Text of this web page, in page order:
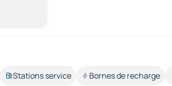
Stations service Bornes de recharge